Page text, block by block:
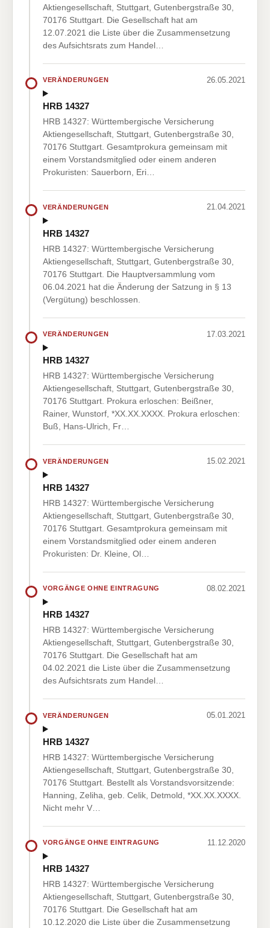
Aktiengesellschaft, Stuttgart, Gutenbergstraße 30,
70176 Stuttgart. Die Gesellschaft hat am
12.07.2021 die Liste über die Zusammensetzung
des Aufsichtsrats zum Handel…
VERÄNDERUNGEN 26.05.2021
HRB 14327
HRB 14327: Württembergische Versicherung
Aktiengesellschaft, Stuttgart, Gutenbergstraße 30,
70176 Stuttgart. Gesamtprokura gemeinsam mit
einem Vorstandsmitglied oder einem anderen
Prokuristen: Sauerborn, Eri…
VERÄNDERUNGEN 21.04.2021
HRB 14327
HRB 14327: Württembergische Versicherung
Aktiengesellschaft, Stuttgart, Gutenbergstraße 30,
70176 Stuttgart. Die Hauptversammlung vom
06.04.2021 hat die Änderung der Satzung in § 13
(Vergütung) beschlossen.
VERÄNDERUNGEN 17.03.2021
HRB 14327
HRB 14327: Württembergische Versicherung
Aktiengesellschaft, Stuttgart, Gutenbergstraße 30,
70176 Stuttgart. Prokura erloschen: Beißner,
Rainer, Wunstorf, *XX.XX.XXXX. Prokura erloschen:
Buß, Hans-Ulrich, Fr…
VERÄNDERUNGEN 15.02.2021
HRB 14327
HRB 14327: Württembergische Versicherung
Aktiengesellschaft, Stuttgart, Gutenbergstraße 30,
70176 Stuttgart. Gesamtprokura gemeinsam mit
einem Vorstandsmitglied oder einem anderen
Prokuristen: Dr. Kleine, Ol…
VORGÄNGE OHNE EINTRAGUNG 08.02.2021
HRB 14327
HRB 14327: Württembergische Versicherung
Aktiengesellschaft, Stuttgart, Gutenbergstraße 30,
70176 Stuttgart. Die Gesellschaft hat am
04.02.2021 die Liste über die Zusammensetzung
des Aufsichtsrats zum Handel…
VERÄNDERUNGEN 05.01.2021
HRB 14327
HRB 14327: Württembergische Versicherung
Aktiengesellschaft, Stuttgart, Gutenbergstraße 30,
70176 Stuttgart. Bestellt als Vorstandsvorsitzende:
Hanning, Zeliha, geb. Celik, Detmold, *XX.XX.XXXX.
Nicht mehr V…
VORGÄNGE OHNE EINTRAGUNG 11.12.2020
HRB 14327
HRB 14327: Württembergische Versicherung
Aktiengesellschaft, Stuttgart, Gutenbergstraße 30,
70176 Stuttgart. Die Gesellschaft hat am
10.12.2020 die Liste über die Zusammensetzung